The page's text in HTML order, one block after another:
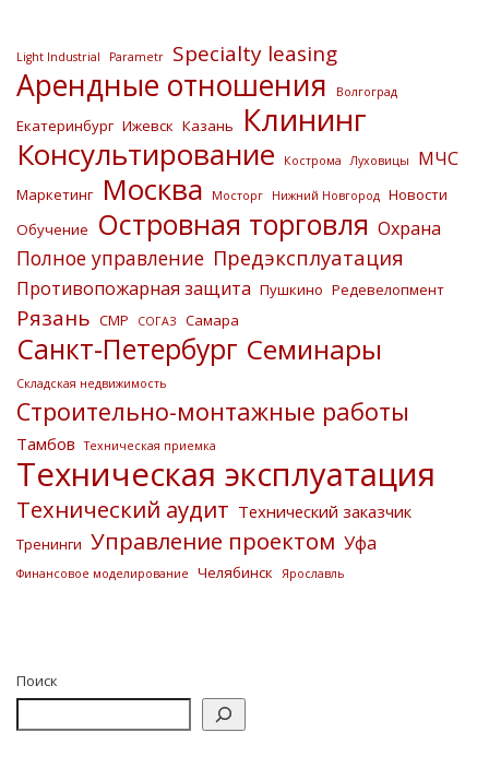
Light Industrial Parametr Specialty leasing
Арендные отношения Волгоград
Екатеринбург Ижевск Казань Клининг
Консультирование Кострома Луховицы МЧС
Маркетинг Москва Мосторг Нижний Новгород Новости
Обучение
Островная торговля Охрана
Полное управление Предэксплуатация
Противопожарная защита Пушкино Редевелопмент
Рязань СМР СОГАЗ Самара
Санкт-Петербург Семинары
Складская недвижимость
Строительно-монтажные работы
Тамбов Техническая приемка
Техническая эксплуатация
Технический аудит Технический заказчик
Тренинги Управление проектом Уфа
Финансовое моделирование Челябинск Ярославль
Поиск